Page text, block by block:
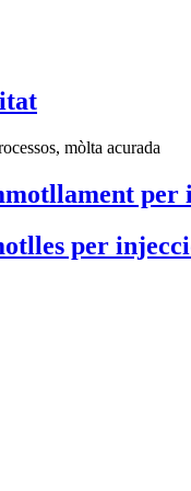
mòlta acurada
per
per